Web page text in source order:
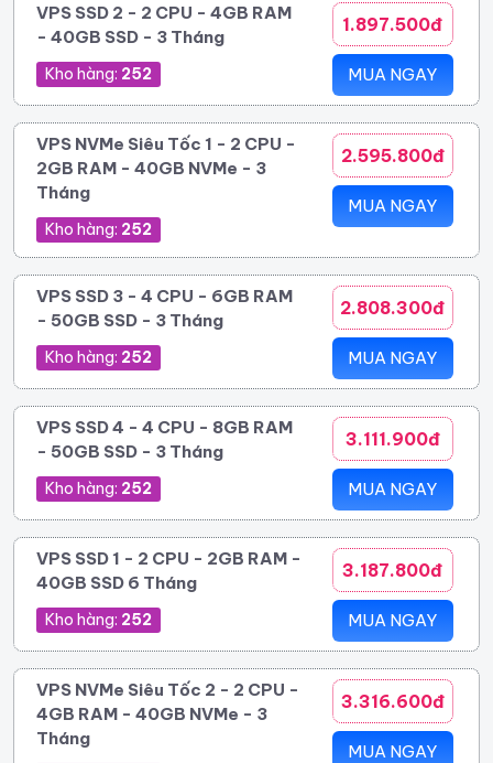
VPS SSD 2 - 2 CPU - 4GB RAM
- 40GB SSD - 3 Tháng
Kho hàng: 252
1.897.500đ
MUA NGAY
VPS NVMe Siêu Tốc 1 - 2 CPU -
2GB RAM - 40GB NVMe - 3
Tháng
Kho hàng: 252
2.595.800đ
MUA NGAY
VPS SSD 3 - 4 CPU - 6GB RAM
- 50GB SSD - 3 Tháng
Kho hàng: 252
2.808.300đ
MUA NGAY
VPS SSD 4 - 4 CPU - 8GB RAM
- 50GB SSD - 3 Tháng
Kho hàng: 252
3.111.900đ
MUA NGAY
VPS SSD 1 - 2 CPU - 2GB RAM -
40GB SSD 6 Tháng
Kho hàng: 252
3.187.800đ
MUA NGAY
VPS NVMe Siêu Tốc 2 - 2 CPU -
4GB RAM - 40GB NVMe - 3
Tháng
3.316.600đ
MUA NGAY